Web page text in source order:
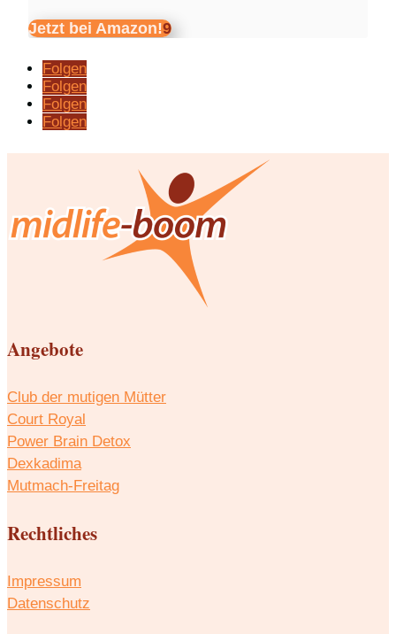
Jetzt bei Amazon!
Folgen
Folgen
Folgen
Folgen
Angebote
Club der mutigen Mütter
Court Royal
Power Brain Detox
Dexkadima
Mutmach-Freitag
Rechtliches
Impressum
Datenschutz